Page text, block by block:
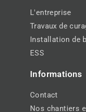
L'entreprise
Travaux de
Installation de
ESS
Informations
Contact
Nos chantiers